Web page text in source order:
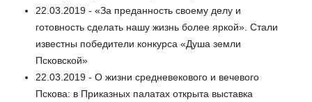
22.03.2019 - «За преданность своему делу и
готовность сделать нашу жизнь более яркой». Стали
известны победители конкурса «Душа земли
Псковской»
22.03.2019 - О жизни средневекового и вечевого
Пскова: в Приказных палатах открыта выставка